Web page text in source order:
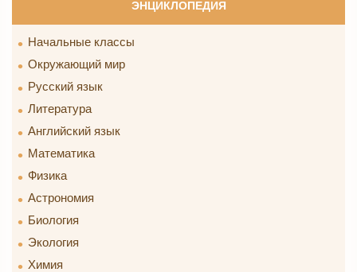
ЭНЦИКЛОПЕДИЯ
Начальные классы
Окружающий мир
Русский язык
Литература
Английский язык
Математика
Физика
Астрономия
Биология
Экология
Химия